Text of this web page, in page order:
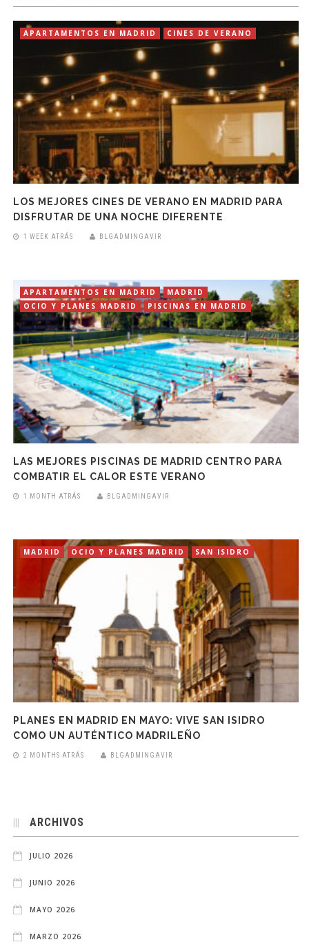
APARTAMENTOS EN MADRID CINES DE VERANO
LOS MEJORES CINES DE VERANO EN MADRID PARA
DISFRUTAR DE UNA NOCHE DIFERENTE
1 WEEK ATRÁS BLGADMINGAVIR
APARTAMENTOS EN MADRID
MADRID
OCIO Y PLANES MADRID
PISCINAS EN MADRID
LAS MEJORES PISCINAS DE MADRID CENTRO PARA
COMBATIR EL CALOR ESTE VERANO
1 MONTH ATRÁS BLGADMINGAVIR
MADRID OCIO Y PLANES MADRID SAN ISIDRO
PLANES EN MADRID EN MAYO: VIVE SAN ISIDRO
COMO UN AUTÉNTICO MADRILEÑO
2 MONTHS ATRÁS BLGADMINGAVIR
ARCHIVOS
JULIO 2026
JUNIO 2026
MAYO 2026
MARZO 2026